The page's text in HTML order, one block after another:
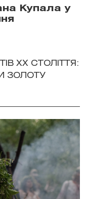
ХХ СТОЛІТТЯ:
ЗОЛОТУ
Купала у